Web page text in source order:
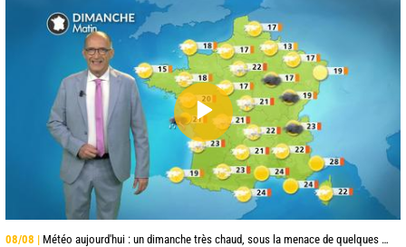
08/08 | Météo aujourd'hui : un dimanche très chaud, sous la menace de quelques orages